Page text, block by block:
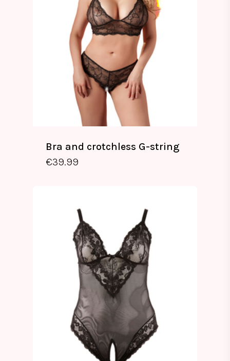
Bra and crotchless G-string
€39.99